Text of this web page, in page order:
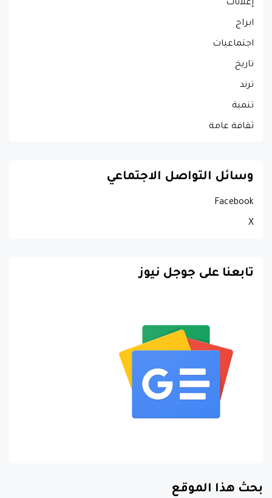
إعلانات
ابراج
اجتماعيات
تاريخ
ترند
تنمية
ثقافة عامة
وسائل التواصل الاجتماعي
Facebook
X
تابعنا على جوجل نيوز
بحث هذا الموقع